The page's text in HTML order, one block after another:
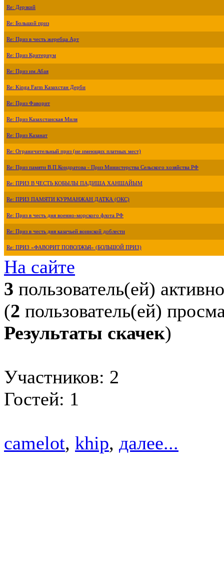
Re: Дерзкий
Re: Большой приз
Re: Приз в честь жеребца Арт
Re: Приз Критериум
Re: Приз им.Абая
Re: Kinga Farm Казахстан Дерби
Re: Приз Фаворит
Re: Приз Казахстанская Миля
Re: Приз Казанат
Re: Ограничительный приз (не имеющих платных мест)
Re: Приз памяти В.П.Кондратова - Приз Министерства Сельского хозяйства РФ
Re: ПРИЗ В ЧЕСТЬ КОБЫЛЫ ПАДИША ХАНШАЙЫМ
Re: ПРИЗ ПАМЯТИ КУРМАНЖАН ДАТКА (ОКС)
Re: Приз в честь дня военно-морского флота РФ
Re: Приз в честь дня казачьей воинской доблести
Re: ПРИЗ «ФАВОРИТ ПОВОЛЖЬЯ» (БОЛЬШОЙ ПРИЗ)
На сайте
3 пользователь(ей) активно
(2 пользователь(ей)
Результаты скачек)
Участников: 2
Гостей: 1
camelot, khip, далее...